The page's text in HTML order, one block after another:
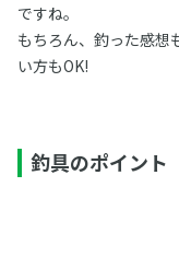
ですね。
もちろん、釣った感想
い方もOK!
釣具のポイン